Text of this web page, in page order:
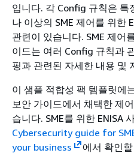
입니다. 각 Config 규칙은 특
나 이상의 SME 제어를 위한
관련이 있습니다. SME 제어
이드는 여러 Config 규칙과
핑과 관련된 자세한 내용 및
이 샘플 적합성 팩 템플릿에
보안 가이드에서 채택한 제
습니다. SME를 위한 ENISA
Cybersecurity guide for
your business
에서 확인